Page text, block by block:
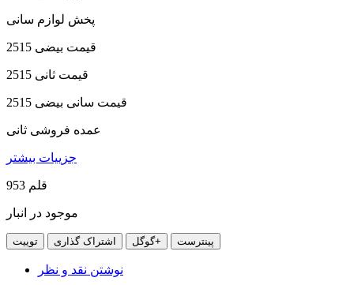
پخش لوازم سانی
قیمت بیضی 2515
قیمت ثانی 2515
قیمت سانی بیضی 2515
عمده فروشی ثانی
جزییات بیشتر
953 قلم
موجود در انبار
توییت اشتراک گذاری گوگل+ پینترست
نوشتن نقد و نظر